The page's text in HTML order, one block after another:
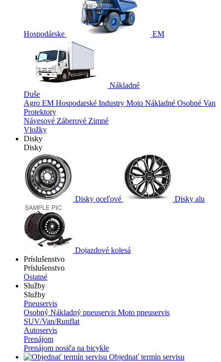
Hospodárske EM
Nákladné
Duše
Agro EM Hospodarské Industry Moto Nákladné Osobné Van
Protektory
Návesové Záberové Zimné
Vložky
Disky
Disky
Disky oceľové Disky alu
Dojazdové kolesá
Príslušenstvo
Príslušenstvo
Ostatné
Služby
Služby
Pneuservis
Osobný Nákladný pneuservis Moto pneuservis
SUV/Van/Runflat
Autoservis
Prenájom
Prenájom nosiča na bicykle
Objednať termín servisu